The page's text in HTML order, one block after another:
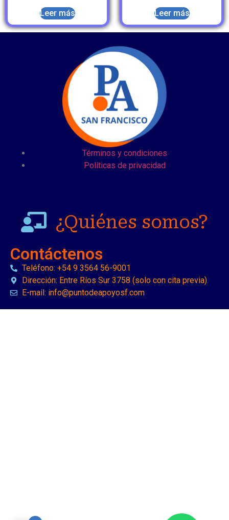
Leer más Leer más
Términos y condiciones
Políticas de privacidad
¿Quiénes somos?
Contáctenos
Teléfono: +54 9 3564 56-9001
Dirección: Entre Ríos Sur 3758 (solo con cita previa)
E-mail: info@puntodeapoyosf.com